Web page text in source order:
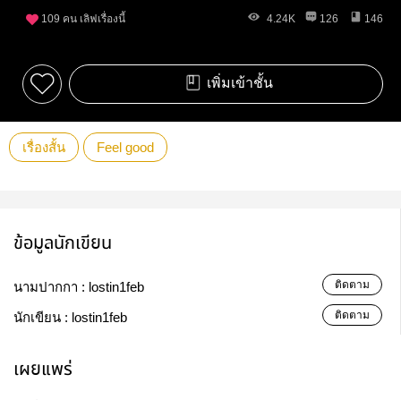
109 คน เลิฟเรื่องนี้ 4.24K 126 146
เพิ่มเข้าชั้น
เรื่องสั้น Feel good
ข้อมูลนักเขียน
นามปากกา : lostin1feb ติดตาม
นักเขียน : lostin1feb ติดตาม
เผยแพร่